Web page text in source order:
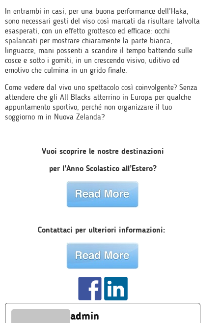
In entrambi in casi, per una buona performance dell’Haka,
sono necessari gesti del viso così marcati da risultare talvolta
esasperati, con un effetto grottesco ed efficace: occhi
spalancati per mostrare chiaramente la parte bianca,
linguacce, mani possenti a scandire il tempo battendo sulle
cosce e sotto i gomiti, in un crescendo visivo, uditivo ed
emotivo che culmina in un grido finale.
Come vedere dal vivo uno spettacolo così coinvolgente? Senza
attendere che gli All Blacks atterrino in Europa per qualche
appuntamento sportivo, perché non organizzare il tuo
soggiorno m in Nuova Zelanda?
Vuoi scoprire le nostre destinazioni
per l’Anno Scolastico all’Estero?
Contattaci per ulteriori informazioni:
admin